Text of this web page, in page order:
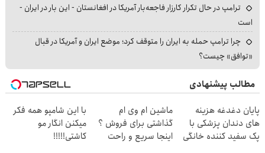
ترامپ در حال تکرار کارزار فاجعه‌بار آمریکا در افغانستان - این بار در ایران -
است
چرا ترامپ حمله به ایران را متوقف کرد؛ موضع ایران و آمریکا در قبال
«توافق» چیست؟
مطالب پیشنهادی
پایان دغدغه هزینه
های دندان پزشکی با
پک سفید کننده خانگی
ماشین ام وی ام
گذاشتی برای فروش ؟
اینجا سریع و راحت
با این شامپو همه فکر
میکنن انگار مو
کاشتی!!!!!